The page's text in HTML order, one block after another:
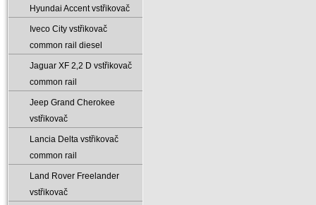
Hyundai Accent vstřikovač
Iveco City vstřikovač
common rail diesel
Jaguar XF 2‚2 D vstřikovač
common rail
Jeep Grand Cherokee
vstřikovač
Lancia Delta vstřikovač
common rail
Land Rover Freelander
vstřikovač